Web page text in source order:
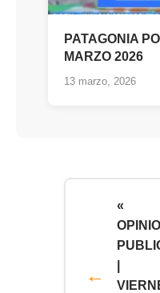
PATAGONIA
MARZO 2026
13 marzo, 2026
«